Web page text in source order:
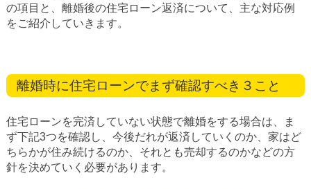
の項目と、離婚後の住宅ローン返済について、主な対応例
をご紹介していきます。
離婚時に住宅ローンでまず確認すべき３こと
住宅ローンを完済していない状態で離婚をする場合は、ま
ず下記3つを確認し、今後だれが返済していくのか、家はど
ちらかが住み続けるのか、それとも売却するのかなどの方
針を決めていく必要があります。